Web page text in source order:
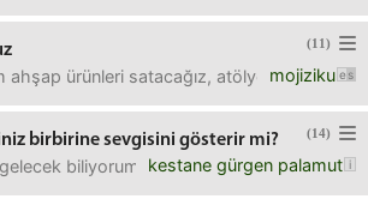
(11)
mojiziku
ahşap ürünleri satacağız, atölyemiz var
(14)
birbirine sevgisini gösterir mi?
kestane gürgen palamut
biliyorum ama bunu düşündüm